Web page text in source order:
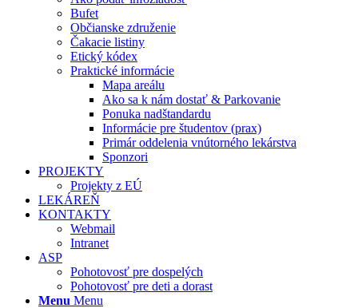
Bufet
Občianske združenie
Čakacie listiny
Etický kódex
Praktické informácie
Mapa areálu
Ako sa k nám dostať & Parkovanie
Ponuka nadštandardu
Informácie pre študentov (prax)
Primár oddelenia vnútorného lekárstva
Sponzori
PROJEKTY
Projekty z EÚ
LEKÁREŇ
KONTAKTY
Webmail
Intranet
ASP
Pohotovosť pre dospelých
Pohotovosť pre deti a dorast
Menu Menu